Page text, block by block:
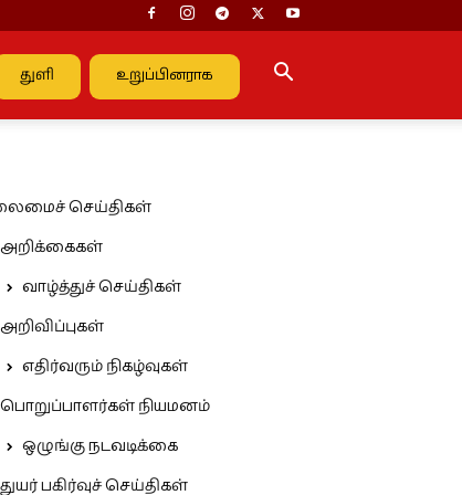
துளி உறுப்பினராக
செய்திகள்
அறிக்கைகள்
வாழ்த்துச் செய்திகள்
அறிவிப்புகள்
எதிர்வரும் நிகழ்வுகள்
பொறுப்பாளர்கள் நியமனம்
ஒழுங்கு நடவடிக்கை
துயர் பகிர்வுச் செய்திகள்